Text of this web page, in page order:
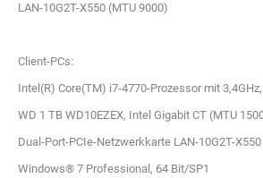
LAN-10G2T-X550 (MTU 9000)
Client-PCs:
Intel(R) Core(TM) i7-4770-Prozessor mit
WD 1 TB WD10EZEX, Intel Gigabit CT (MTU
Dual-Port-PCIe-Netzwerkkarte LAN-10G2T-
Windows® 7 Professional, 64 Bit/SP1